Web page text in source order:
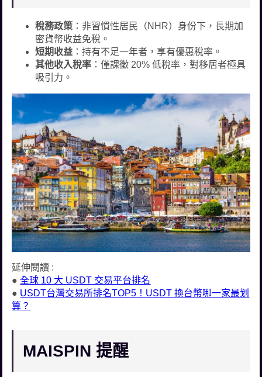
稅務政策 ：非習慣性居民（NHR）身份下，長期加
密貨幣收益免稅。
短期收益 ：持有不足一年者，享有優惠稅率。
其他收入稅率 ：僅課徵 20% 低稅率，對移居者極具
吸引力。
延伸閱讀 :
●全球 10 大 USDT 交易平台排名
● USDT台灣交易所排名TOP5！USDT 換台幣哪一家最划
算？
MAISPIN 提醒